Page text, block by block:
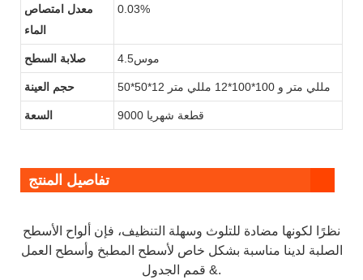
معدل امتصاص
الماء
0.03%
صلابة السطح موس4.5
حجم العينة 50*50*12 مللي متر و 100*100*12 مللي متر
السعة 9000 قطعة شهريا
تفاصيل المنتج
نظرًا لكونها مضادة للتلوث وسهلة التنظيف، فإن ألواح الأسطح
الصلبة لدينا مناسبة بشكل خاص لأسطح المطبخ وأسطح العمل
& قمم الجدول.